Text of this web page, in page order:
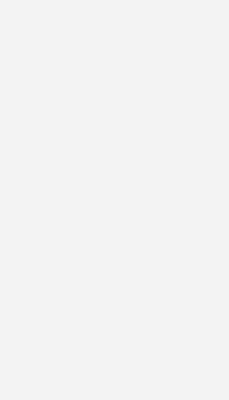
dass Projekte sicher und termingerecht
Diese Kombination aus Unterstützung,
ein entscheidender Mehrwert für das
macht ­Richter + Frenzel für uns
Nähe zum Handwerk, das tiefe
starke Logistik stellen sicher, dass unsere
sind und professionell begleitet
für einen nachhaltigen Markterfolg.
einmal etwas konkreter auf Datenschutz
elementar. Die Einrichtung und
eine kostenlose, intuitive App, die sowohl
für Endkunden einfach nutzbar ist.
wir auf höchste Standards, wie
Kommunikation, Server in Deutschland
Nutzer. Vertrauen ist im Smart-Home-